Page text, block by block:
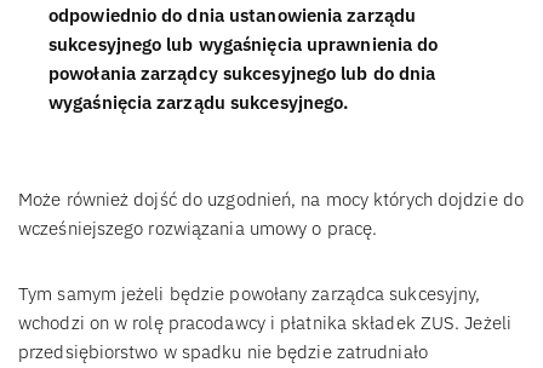
odpowiednio do dnia ustanowienia zarządu
sukcesyjnego lub wygaśnięcia uprawnienia do
powołania zarządcy sukcesyjnego lub do dnia
wygaśnięcia zarządu sukcesyjnego.
Może również dojść do uzgodnień, na mocy których dojdzie do
wcześniejszego rozwiązania umowy o pracę.
Tym samym jeżeli będzie powołany zarządca sukcesyjny,
wchodzi on w rolę pracodawcy i płatnika składek ZUS. Jeżeli
przedsiębiorstwo w spadku nie będzie zatrudniało